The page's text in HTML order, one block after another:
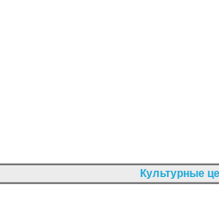
Культурные